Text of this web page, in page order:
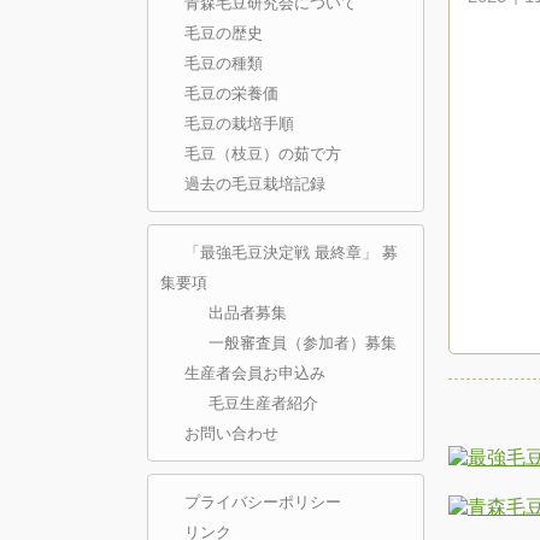
毛豆の歴史
毛豆の種類
毛豆の栄養価
毛豆の栽培手順
毛豆（枝豆）の茹で方
過去の毛豆栽培記録
「最強毛豆決定戦 最終章」 募
集要項
出品者募集
一般審査員（参加者）募集
生産者会員お申込み
毛豆生産者紹介
お問い合わせ
プライバシーポリシー
リンク